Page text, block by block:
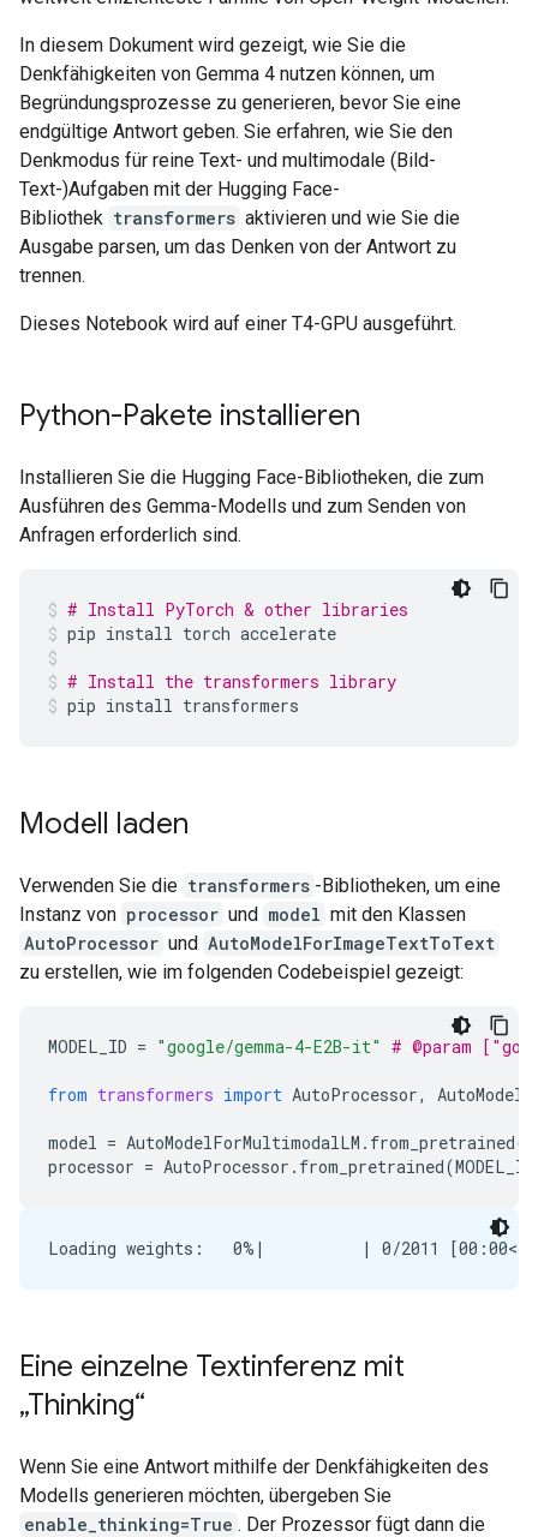
In diesem Dokument wird gezeigt, wie Sie die
Denkfähigkeiten von Gemma 4 nutzen können, um
Begründungsprozesse zu generieren, bevor Sie eine
endgültige Antwort geben. Sie erfahren, wie Sie den
Denkmodus für reine Text- und multimodale (Bild-
Text-)Aufgaben mit der Hugging Face-
Bibliothek transformers aktivieren und wie Sie die
Ausgabe parsen, um das Denken von der Antwort zu
trennen.
Dieses Notebook wird auf einer T4-GPU ausgeführt.
Python-Pakete installieren
Installieren Sie die Hugging Face-Bibliotheken, die zum
Ausführen des Gemma-Modells und zum Senden von
Anfragen erforderlich sind.
# Install PyTorch & other libraries
pip install torch accelerate
# Install the transformers library
pip install transformers
Modell laden
Verwenden Sie die transformers -Bibliotheken, um eine
Instanz von processor und model mit den Klassen
AutoProcessor und AutoModelForImageTextToText
zu erstellen, wie im folgenden Codebeispiel gezeigt:
MODEL_ID = "google/gemma-4-E2B-it" # @param
from transformers import AutoProcessor,
model = AutoModelForMultimodalLM . from_pretrained(
processor = AutoProcessor . from_pretrained(MODEL_ID
Eine einzelne Textinferenz mit
„Thinking“
Wenn Sie eine Antwort mithilfe der Denkfähigkeiten des
Modells generieren möchten, übergeben Sie
enable_thinking=True . Der Prozessor fügt dann die